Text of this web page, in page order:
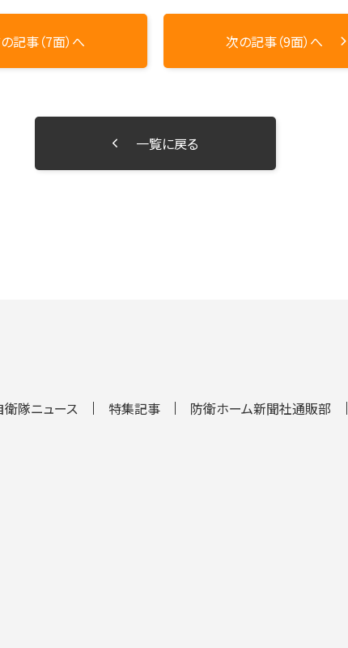
記事（7面）へ 次の記事（9面）へ
一覧に戻る
衛隊ニュース 特集記事 防衛ホーム新聞社通販部